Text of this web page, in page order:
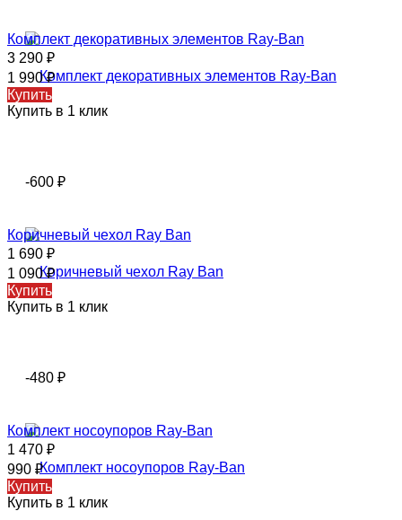
Комплект декоративных элементов Ray-Ban
3 290 ₽
1 990₽
Купить
Купить в 1 клик
-600 ₽
Коричневый чехол Ray Ban
1 690 ₽
1 090₽
Купить
Купить в 1 клик
-480 ₽
Комплект носоупоров Ray-Ban
1 470 ₽
990 ₽
Купить
Купить в 1 клик